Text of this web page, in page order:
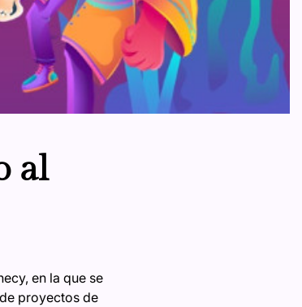
al
en la que se
proyectos de